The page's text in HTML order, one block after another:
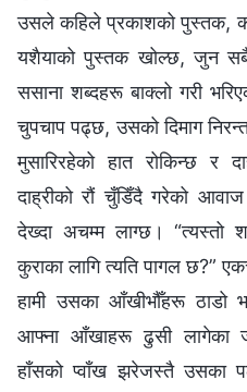
उसले कहिले प्रकाशको पुस्तक,
यशैयाको पुस्तक खोल्छ, जुन
ससाना शब्दहरू बाक्लो गरी
चुपचाप पढ्छ, उसको दिमाग
मुसारिरहेको हात रोकिन्छ र
दाह्रीको रौं चुँडिँदै गरेको
देख्दा अचम्म लाग्छ। “त्यस्तो
कुराका लागि त्यति पागल छ?”
हामी उसका आँखीभौँहरू ठाडो
आफ्ना आँखाहरू ढुसी लागेका
हाँसको प्वाँख झरेजस्तै उसका